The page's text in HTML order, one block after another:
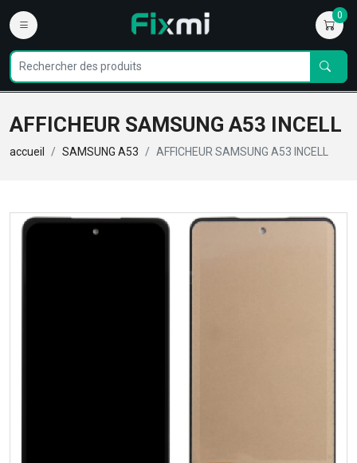
0
AFFICHEUR SAMSUNG A53 INCELL
accueil SAMSUNG A53 AFFICHEUR SAMSUNG A53 INCELL